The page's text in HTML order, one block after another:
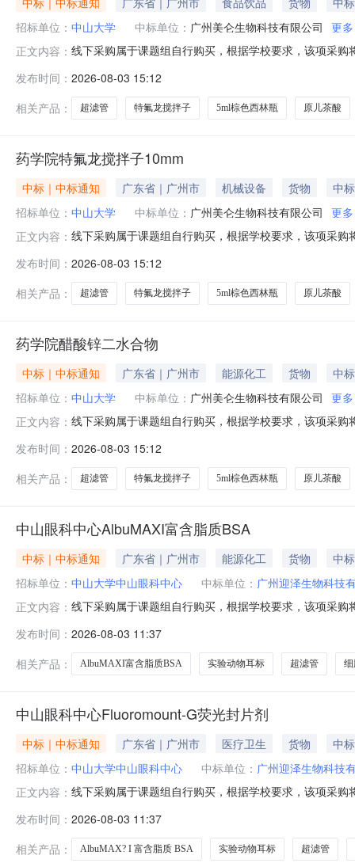
招标单位： 中山大学 中标单位： 广州美仑生物科技有限公司 更多
正文内容： 线下采购属于课题组自行购买，根据学校要求，该项采
物科技有限公司超滤管[15ml；10KDa]UFC9010961个
发布时间： 2026-08-03 15:12
相关产品：
超滤管 特氟龙搅拌子 5ml棕色西林瓶 原儿茶酸
药学院特氟龙搅拌子10mm
中标｜中标通知 广东省｜广州市 机械设备 货物
中
招标单位： 中山大学 中标单位： 广州美仑生物科技有限公司 更多
正文内容： 线下采购属于课题组自行购买，根据学校要求，该项采
物科技有限公司超滤管[15ml；10KDa]UFC9010961个
发布时间： 2026-08-03 15:12
相关产品：
超滤管 特氟龙搅拌子 5ml棕色西林瓶 原儿茶酸
药学院醋酸锌二水合物
中标｜中标通知 广东省｜广州市 能源化工 货物
中
招标单位： 中山大学 中标单位： 广州美仑生物科技有限公司 更多
正文内容： 线下采购属于课题组自行购买，根据学校要求，该项采
物科技有限公司超滤管[15ml；10KDa]UFC9010961个
发布时间： 2026-08-03 15:12
相关产品：
超滤管 特氟龙搅拌子 5ml棕色西林瓶 原儿茶酸
中山眼科中心AlbuMAXI富含脂质BSA
中标｜中标通知 广东省｜广州市 能源化工 货物
中
招标单位： 中山大学中山眼科中心 中标单位： 广州迎泽生物科技
正文内容： 线下采购属于课题组自行购买，根据学校要求，该项采
迎泽生物科技有限公司细胞爬片,12孔,直径
发布时间： 2026-08-03 11:37
相关产品：
AlbuMAXI富含脂质BSA 实验动物耳标 超滤管
中山眼科中心Fluoromount-G荧光封片剂
中标｜中标通知 广东省｜广州市 医疗卫生 货物
中
招标单位： 中山大学中山眼科中心 中标单位： 广州迎泽生物科技
正文内容： 线下采购属于课题组自行购买，根据学校要求，该项采
迎泽生物科技有限公司细胞爬片,12孔,直径
发布时间： 2026-08-03 11:37
相关产品：
AlbuMAX? I 富含脂质 BSA 实验动物耳标 超滤管